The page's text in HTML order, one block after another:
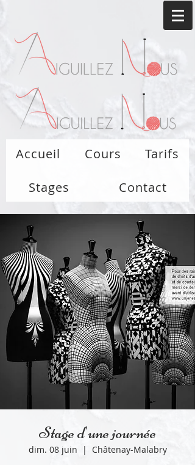
Accueil Cours Tarifs
Stages Contact
Stage d'une journée
dim. 08 juin
  |
Châtenay-Malabry